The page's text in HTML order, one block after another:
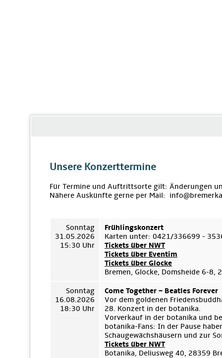
Unsere Konzerttermine
Für Termine und Auftrittsorte gilt: Änderungen
Nähere Auskünfte gerne per Mail:
Sonntag
31.05.2026
15:30 Uhr
Frühlingskonzert
Karten unter: 0421/336699 -
Tickets über NWT
Tickets über Eventim
Tickets über Glocke
Bremen, Glocke, Domsheide 6-8,
Sonntag
16.08.2026
18:30 Uhr
Come Together – Beatles Forever
Vor dem goldenen
28. Konzert in der botanika.
Vorverkauf in der botanika und
botanika-Fans: In der Pause
Schaugewächshäusern und zur
Tickets über NWT
Botanika, Deliusweg 40, 28359